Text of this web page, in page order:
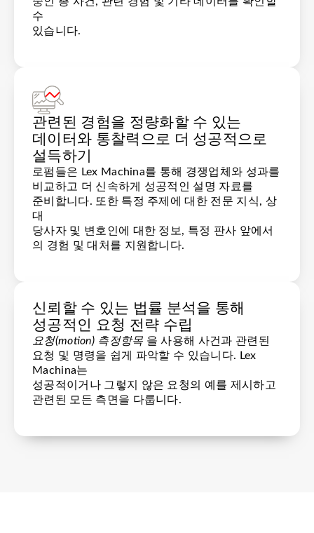
수
있습니다.
관련된 경험을 정량화할 수 있는
데이터와 통찰력으로 더 성공적으로
설득하기
로펌들은 Lex Machina를 통해 경쟁업체와 성과를
비교하고 더 신속하게 성공적인 설명 자료를
준비합니다. 또한 특정 주제에 대한 전문 지식, 상
대
당사자 및 변호인에 대한 정보, 특정 판사 앞에서
의 경험 및 대처를 지원합니다.
신뢰할 수 있는 법률 분석을 통해
성공적인 요청 전략 수립
요청(motion) 측정항목 을 사용해 사건과 관련된
요청 및 명령을 쉽게 파악할 수 있습니다. Lex
Machina는
성공적이거나 그렇지 않은 요청의 예를 제시하고
관련된 모든 측면을 다룹니다.